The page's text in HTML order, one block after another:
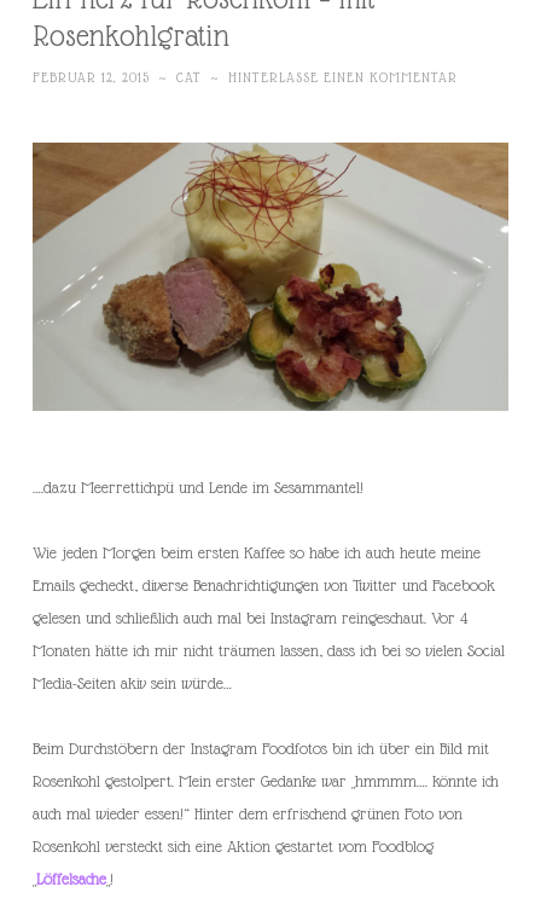
Rosenkohlgratin
FEBRUAR 12, 2015 ~ CAT ~ HINTERLASSE EINEN KOMMENTAR
….dazu Meerrettichpü und Lende im Sesammantel!
Wie jeden Morgen beim ersten Kaffee so habe ich auch heute meine
Emails gecheckt, diverse Benachrichtigungen von Twitter und Facebook
gelesen und schließlich auch mal bei Instagram reingeschaut. Vor 4
Monaten hätte ich mir nicht träumen lassen, dass ich bei so vielen Social
Media-Seiten akiv sein würde…
Beim Durchstöbern der Instagram Foodfotos bin ich über ein Bild mit
Rosenkohl gestolpert. Mein erster Gedanke war „hmmmm…. könnte ich
auch mal wieder essen!“ Hinter dem erfrischend grünen Foto von
Rosenkohl versteckt sich eine Aktion gestartet vom Foodblog
Löffelsache „!